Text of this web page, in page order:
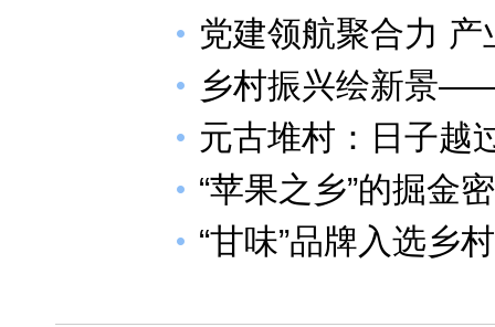
党建领航聚合力
乡村振兴绘新景
元古堆村：日子越
“苹果之乡”的掘
“甘味”品牌入选乡